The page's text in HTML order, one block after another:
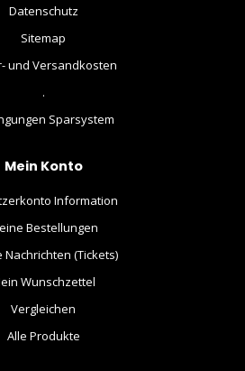
Datenschutz
Sitemap
und Versandkosten
.
Sparsystem
Mein Konto
Information
Bestellungen
Nachrichten (Tickets)
Wunschzettel
Vergleichen
Alle Produkte